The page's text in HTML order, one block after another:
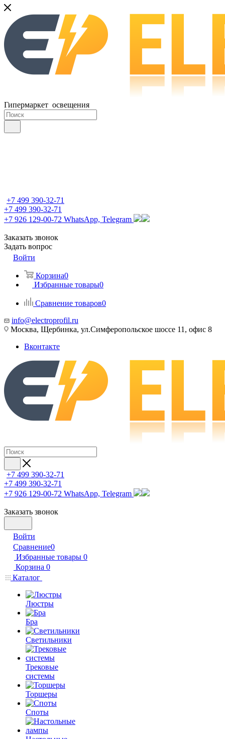
Гипермаркет освещения
+7 499 390-32-71
+7 499 390-32-71
+7 926 129-00-72 WhatsApp, Telegram
Заказать звонок
Задать вопрос
Войти
Корзина0
Избранные товары0
Сравнение товаров0
info@electroprofil.ru
Москва, Щербинка, ул.Симферопольское шоссе 11, офис 8
Вконтакте
+7 499 390-32-71
+7 499 390-32-71
+7 926 129-00-72 WhatsApp, Telegram
Заказать звонок
Войти
Сравнение0
Избранные товары 0
Корзина 0
Каталог
Люстры
Бра
Светильники
Трековые
системы
Торшеры
Споты